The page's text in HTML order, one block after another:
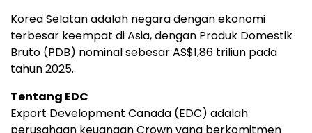
Korea Selatan adalah negara dengan ekonomi
terbesar keempat di Asia, dengan Produk Domestik
Bruto (PDB) nominal sebesar AS$1,86 triliun pada
tahun 2025.
Tentang EDC
Export Development Canada (EDC) adalah
perusahaan keuangan Crown yang berkomitmen